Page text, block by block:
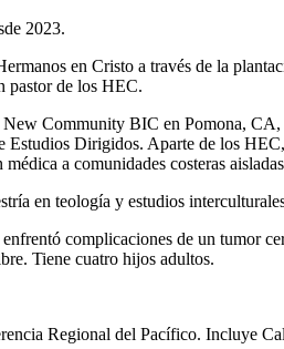
2023.
en Cristo a través de la
pastor de los HEC.
Community BIC en Pomona,
Estudios Dirigidos. Aparte de los
a comunidades costeras
en teología y estudios
complicaciones de un tumor
Tiene cuatro hijos adultos.